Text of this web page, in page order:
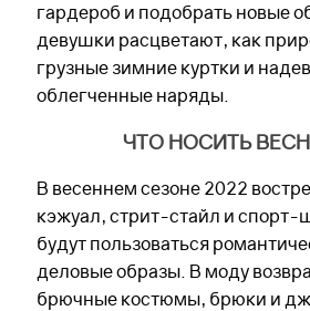
гардероб и подобрать новые
девушки расцветают, как
грузные зимние куртки и
облегченные наряды.
ЧТО НОСИТЬ
В весеннем сезоне 2022
кэжуал, стрит-стайл и
будут пользоваться
деловые образы. В моду
брючные костюмы, брюки и